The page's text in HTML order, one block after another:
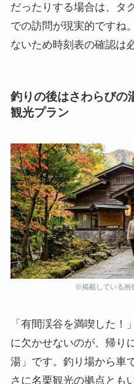
だったりする場合は、タ
での訪問が現実的ですね
ないため時刻表の確認は
釣りの後はさわらびの
観光プラン
「有間渓谷を満喫した！
に欠かせないのが、帰り
湯」です。釣り場から車
さに名栗観光の拠点とも